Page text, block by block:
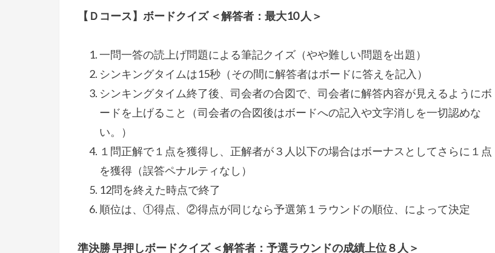
【Ｄコース】ボードクイズ ＜解答者：最大10 人＞
一問一答の読上げ問題による筆記クイズ（やや難しい問題を出題）
シンキングタイムは15秒（その間に解答者はボードに答えを記入）
シンキングタイム終了後、司会者の合図で、司会者に解答内容が見えるようにボ
ードを上げること（司会者の合図後はボードへの記入や文字消しを一切認めな
い。）
１問正解で１点を獲得し、正解者が３人以下の場合はボーナスとしてさらに１点
を獲得（誤答ペナルティなし）
12問を終えた時点で終了
順位は、①得点、②得点が同じなら予選第１ラウンドの順位、によって決定
準決勝 早押しボードクイズ ＜解答者：予選ラウンドの成績上位８人＞